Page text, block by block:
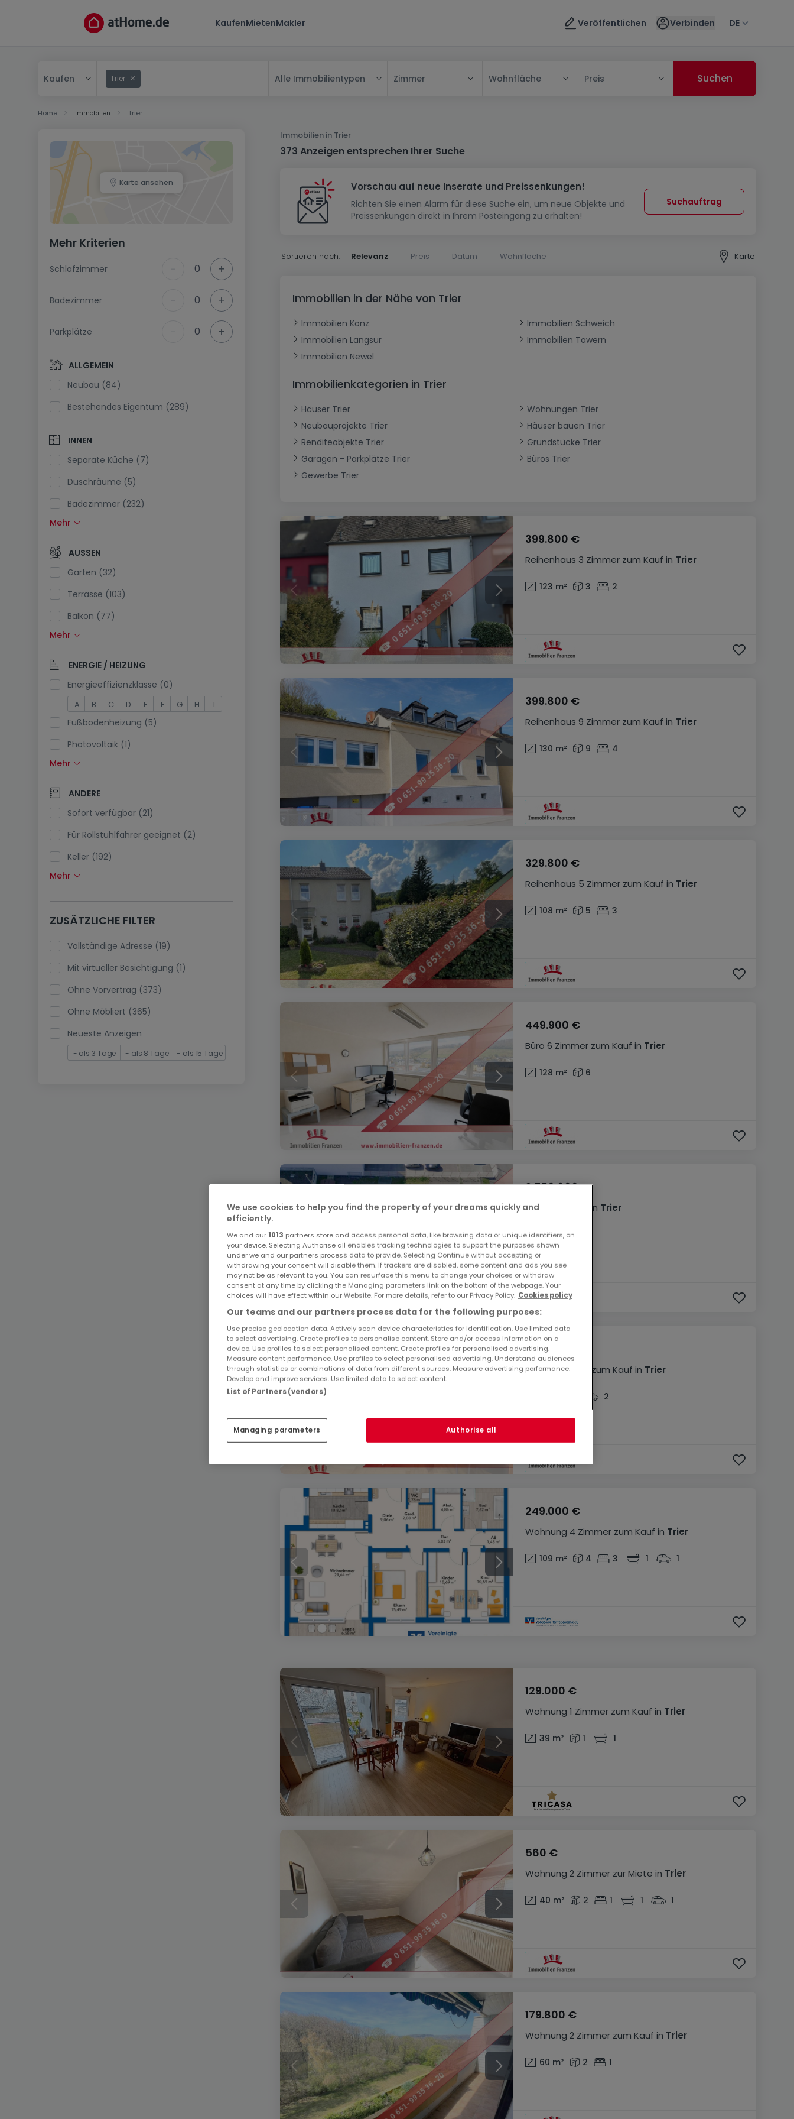
KaufenMietenMakler Veröffentlichen Verbinden DE
Kaufen Trier Alle Immobilientypen
Haus
Reihenhaus
Doppelhaushälfte
Herrenhaus
Landhaus
Bungalow
Wohnung
Schlafzimmer
1-Zimmer-Apartment
Maisonnette
Erdgeschoss
Wohnanlage
Wohnsiedlung
Haus bauen
Musterhaus
Renditeobjekt
Gewerbliches Grundstück
Garage - Parkplatz
Carport
Gewerbe
Geschäft
Restaurant
Zimmer Wohnfläche Preis
Home Immobilien Trier
Immobilien in Trier
373 Anzeigen entsprechen Ihrer Suche
Vorschau auf neue Inserate und Preissenkungen!
Richten Sie einen Alarm für diese Suche ein, um neue Objekte und
Preissenkungen direkt in Ihrem Posteingang zu erhalten!
Suchauftrag
Sortieren nach: Relevanz Preis Datum Wohnfläche Karte
Immobilien in der Nähe von Trier
Immobilien Konz
Immobilien Schweich
Immobilien Langsur
Immobilien Tawern
Immobilien Newel
Immobilienkategorien in Trier
Häuser Trier
Wohnungen Trier
Neubauprojekte Trier
Häuser bauen Trier
Renditeobjekte Trier
Grundstücke Trier
Garagen - Parkplätze Trier
Büros Trier
Gewerbe Trier
Reihenhaus 3 Zimmer zum Kauf in Trier
399.800 €
123 m² 3 2
Reihenhaus 9 Zimmer zum Kauf in Trier
399.800 €
130 m² 9 4
Reihenhaus 5 Zimmer zum Kauf in Trier
329.800 €
108 m² 5 3
Büro 6 Zimmer zum Kauf in Trier
449.900 €
128 m² 6
Büro in Trier
2.750.000 €
2.700 m²
Büro5 Zimmer zum Kauf in Trier
948.800 €
2
Wohnung 4 Zimmer zum Kauf in Trier
249.000 €
109 m² 4 3 1 1
Wohnung 1 Zimmer zum Kauf in Trier
129.000 €
39 m² 1 1
Wohnung 2 Zimmer zur Miete in Trier
560 €
40 m² 2 1 1 1
Wohnung 2 Zimmer zum Kauf in Trier
179.800 €
60 m² 2 1
Karte ansehen
Mehr Kriterien
Schlafzimmer 0 +
Badezimmer 0 +
Parkplätze 0 +
ALLGEMEIN
Neubau (84)
Bestehendes Eigentum (289)
INNEN
Separate Küche (7)
Duschräume (5)
Badezimmer (232)
Einbauküche (121)
Offene Küche (31)
Separate Toilette (23)
Mehr
AUSSEN
Garten (32)
Terrasse (103)
Balkon (77)
Schwimmbecken (4)
Südlage (2)
Stromanschluss am Parkplatz (1)
Mehr
ENERGIE / HEIZUNG
Energieeffizienzklasse (0)
A B C D E F G H I
Fußbodenheizung (5)
Photovoltaik (1)
Solarzellen (0)
Wärmepumpe (5)
Klimaanlagen (0)
Glasfaser (0)
Mehr
ANDERE
Sofort verfügbar (21)
Für Rollstuhlfahrer geeignet (2)
Keller (192)
Dachboden (1)
Fahrstuhl (79)
immobilienleibrente (0)
Ferienimmobilien (0)
Mehr
ZUSÄTZLICHE FILTER
Vollständige Adresse (19)
Mit virtueller Besichtigung (1)
Ohne Vorvertrag (373)
Ohne Möbliert (365)
Neueste Anzeigen
- als 3 Tage - als 8 Tage - als 15 Tage
We use cookies to help you find the property of your dreams quickly and
efficiently.
We and our 1013 partners store and access personal data, like browsing data or unique identifiers, on
your device. Selecting Authorise all enables tracking technologies to support the purposes shown
under we and our partners process data to provide. Selecting Continue without accepting or
withdrawing your consent will disable them. If trackers are disabled, some content and ads you see
may not be as relevant to you. You can resurface this menu to change your choices or withdraw
consent at any time by clicking the Managing parameters link on the bottom of the webpage. Your
choices will have effect within our Website. For more details, refer to our Privacy Policy. Cookies policy
Our teams and our partners process data for the following purposes:
Use precise geolocation data. Actively scan device characteristics for identification. Use limited data
to select advertising. Create profiles to personalise content. Store and/or access information on a
device. Use profiles to select personalised content. Create profiles for personalised advertising.
Measure content performance. Use profiles to select personalised advertising. Understand audiences
through statistics or combinations of data from different sources. Measure advertising performance.
Develop and improve services. Use limited data to select content.
List of Partners (vendors)
Managing parameters Authorise all